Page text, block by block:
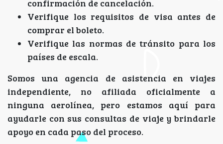
confirmación de cancelación.
Verifique los requisitos de visa antes de
comprar el boleto.
Verifique las normas de tránsito para los
países de escala.
Somos una agencia de asistencia en viajes
independiente, no afiliada oficialmente a
ninguna aerolínea, pero estamos aquí para
ayudarle con sus consultas de viaje y brindarle
apoyo en cada paso del proceso.